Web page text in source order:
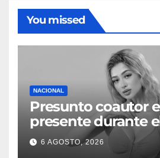
You missed
NACIONAL
Presunto coautor
presente durante
Valeria Márquez:
6 AGOSTO, 2026